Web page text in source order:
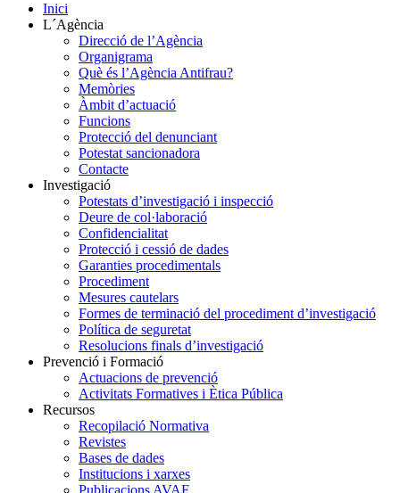
Inici
L´Agència
Direcció de l’Agència
Organigrama
Què és l’Agència Antifrau?
Memòries
Àmbit d’actuació
Funcions
Protecció del denunciant
Potestat sancionadora
Contacte
Investigació
Potestats d’investigació i inspecció
Deure de col·laboració
Confidencialitat
Protecció i cessió de dades
Garanties procedimentals
Procediment
Mesures cautelars
Formes de terminació del procediment d’investigació
Política de seguretat
Resolucions finals d’investigació
Prevenció i Formació
Actuacions de prevenció
Activitats Formatives i Ètica Pública
Recursos
Recopilació Normativa
Revistes
Bases de dades
Institucions i xarxes
Publicacions AVAF